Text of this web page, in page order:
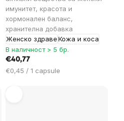
имунитет, красота и
хормонален баланс,
хранителна добавка
Женско здравеКожа и коса
В наличност > 5 бр.
€40,77
Цена
€0,45 / 1 capsule